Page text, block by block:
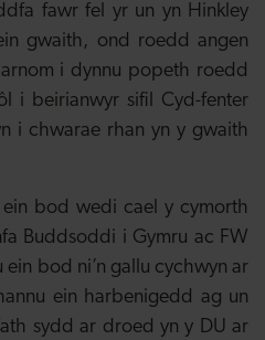
fawr fel yr un yn Hinkley
gwaith, ond roedd angen
i dynnu popeth roedd
i beirianwyr sifil Cyd-fenter
i chwarae rhan yn y gwaith
bod wedi cael y cymorth
Buddsoddi i Gymru ac FW
bod ni’n gallu cychwyn ar
ein harbenigedd ag un
sydd ar droed yn y DU ar